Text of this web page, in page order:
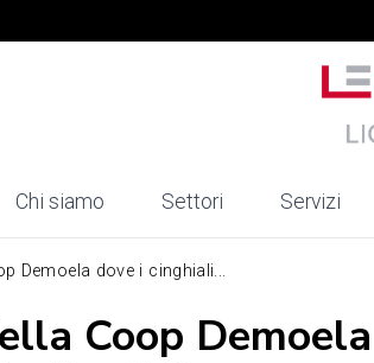
Chi siamo Settori Servizi
Demoela dove i cinghiali...
Coop